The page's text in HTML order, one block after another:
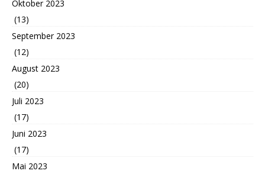
Oktober 2023
(13)
September 2023
(12)
August 2023
(20)
Juli 2023
(17)
Juni 2023
(17)
Mai 2023